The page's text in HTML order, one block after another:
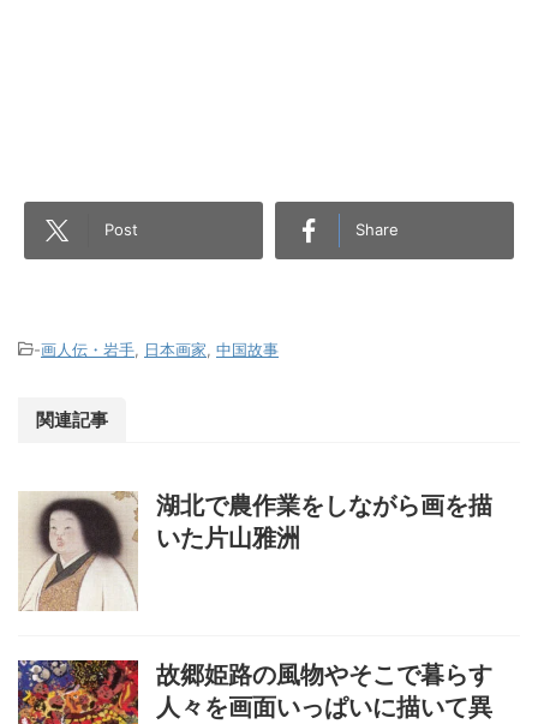
Post Share
-画人伝・岩手 日本画家 中国故事
関連記事
湖北で農作業をしながら画を描
いた片山雅洲
故郷姫路の風物やそこで暮らす
人々を画面いっぱいに描いて異